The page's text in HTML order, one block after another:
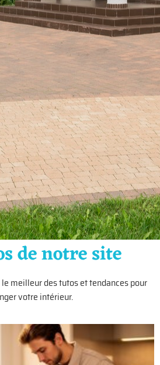
de notre site
meilleur des tutos et tendances pour
votre intérieur.